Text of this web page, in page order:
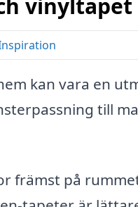
vinyltapet
kan vara en
till
främst på